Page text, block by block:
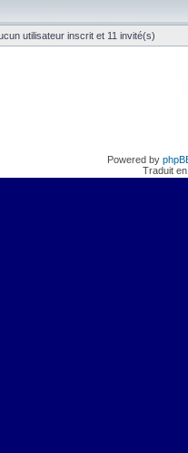
utilisateur inscrit et 11 invité(s)
Powered by
Traduit